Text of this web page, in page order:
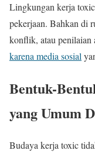
Lingkungan kerja
pekerjaan. Bahkan di
konflik, atau penilaian
karena media sosial
Bentuk-
yang Umum
Budaya kerja toxic